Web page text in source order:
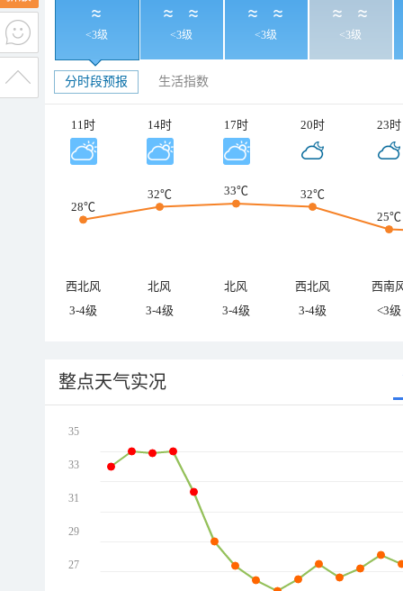
<3级 <3级 <3级 <3级
分时段预报 生活指数
11时 14时 17时 20时 23时
28℃
32℃ 33℃
32℃
25℃
西北风 北风 北风 西北风
西南
3-4级
3-4级 3-4级 3-4级 <3级
整点天气实况
35
33
31
29
27